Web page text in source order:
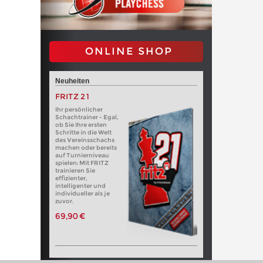
ONLINE SHOP
Neuheiten
FRITZ 21
Ihr persönlicher
Schachtrainer - Egal,
ob Sie Ihre ersten
Schritte in die Welt
des Vereinsschachs
machen oder bereits
auf Turnierniveau
spielen: Mit FRITZ
trainieren Sie
effizienter,
intelligenter und
individueller als je
zuvor.
69,90 €